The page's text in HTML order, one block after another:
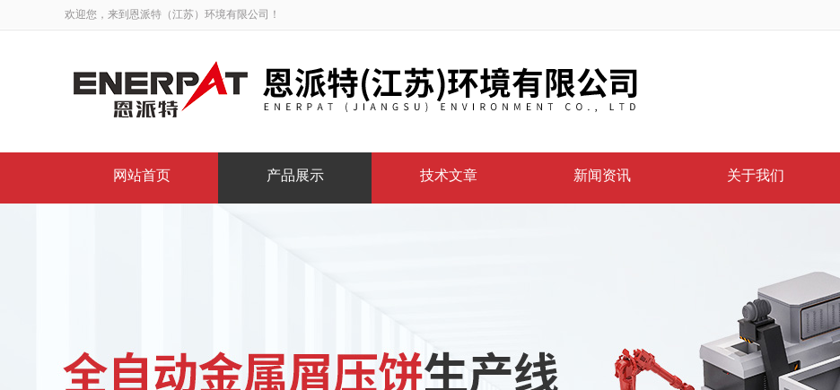
欢迎您，来到恩派特（江苏）环境有限公司！
网站首页 产品展示 技术文章 新闻资讯 关于我们